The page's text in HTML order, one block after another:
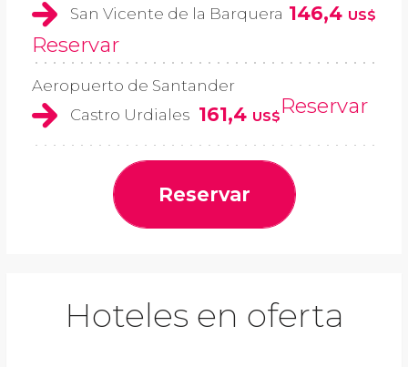
San Vicente de la Barquera 146,4 US$
Reservar
Aeropuerto de Santander
Castro Urdiales 161,4 US$Reservar
Reservar
Hoteles en oferta